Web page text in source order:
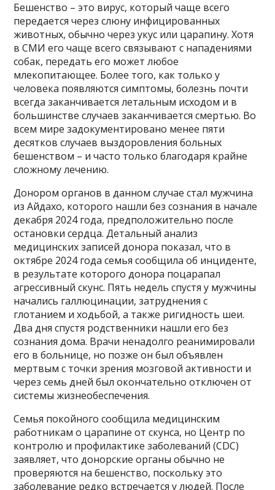
Бешенство – это вирус, который чаще всего
передается через слюну инфицированных
животных, обычно через укус или царапину. Хотя
в СМИ его чаще всего связывают с нападениями
собак, передать его может любое
млекопитающее. Более того, как только у
человека появляются симптомы, болезнь почти
всегда заканчивается летальным исходом и в
большинстве случаев заканчивается смертью. Во
всем мире задокументировано менее пяти
десятков случаев выздоровления больных
бешенством – и часто только благодаря крайне
сложному лечению.
Донором органов в данном случае стал мужчина
из Айдахо, которого нашли без сознания в начале
декабря 2024 года, предположительно после
остановки сердца. Детальный анализ
медицинских записей донора показал, что в
октябре 2024 года семья сообщила об инциденте,
в результате которого донора поцарапал
агрессивный скунс. Пять недель спустя у мужчины
начались галлюцинации, затруднения с
глотанием и ходьбой, а также ригидность шеи.
Два дня спустя родственники нашли его без
сознания дома. Врачи ненадолго реанимировали
его в больнице, но позже он был объявлен
мертвым с точки зрения мозговой активности и
через семь дней был окончательно отключен от
системы жизнеобеспечения.
Семья покойного сообщила медицинским
работникам о царапине от скунса, но Центр по
контролю и профилактике заболеваний (CDC)
заявляет, что донорские органы обычно не
проверяются на бешенство, поскольку это
заболевание редко встречается у людей. После